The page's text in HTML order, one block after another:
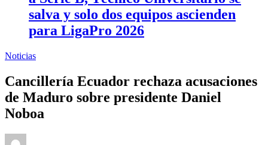
salva y solo dos equipos ascienden
para LigaPro 2026
Noticias
Cancillería Ecuador rechaza acusaciones
de Maduro sobre presidente Daniel
Noboa